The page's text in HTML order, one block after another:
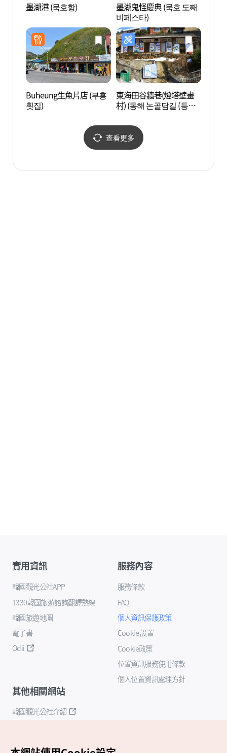
墨湖港 (묵호항)
墨湖鬼怪慶典 (묵호 도째
비페스타)
Buheung生魚片店 (부흥
횟집)
東海田谷牆巷(燈塔壁畫
村) (동해 논골담길 (등대
查看更多
實用資訊
韓國觀光公社APP
1330韓國旅遊諮詢翻譯熱線
韓國旅遊地圖
電子書
Odii
服務內容
服務條款
FAQ
個人資訊保護政策
Cookie 設置
Cookie政策
位置資訊服務使用條款
個人位置資訊處理方針
其他相關網站
韓國觀光公社介紹